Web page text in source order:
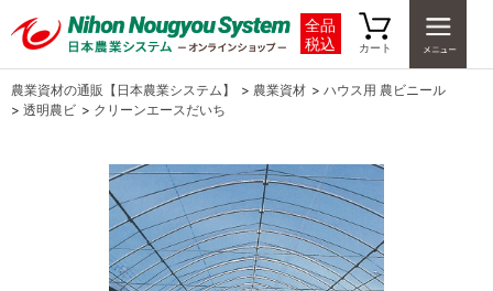
全品
税込
カート
農業資材の通販【日本農業システム】 > 農業資材 > ハウス用 農ビニール
> 透明農ビ > クリーンエースだいち